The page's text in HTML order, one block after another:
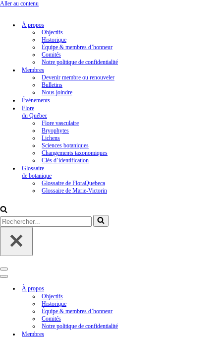
Aller au contenu
À propos
Objectifs
Historique
Équipe & membres d’honneur
Comités
Notre politique de confidentialité
Membres
Devenir membre ou renouveler
Bulletins
Nous joindre
Évènements
Flore
du Québec
Flore vasculaire
Bryophytes
Lichens
Sciences botaniques
Changements taxonomiques
Clés d’identification
Glossaire
de botanique
Glossaire de FloraQuebeca
Glossaire de Marie-Victorin
Rechercher...
Menu
de
navigation
Menu
navigation
À propos
Objectifs
Historique
Équipe & membres d’honneur
Comités
Notre politique de confidentialité
Membres